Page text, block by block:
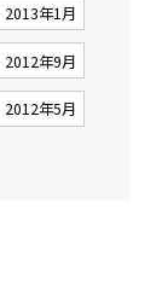
2013年1月
2012年9月
2012年5月